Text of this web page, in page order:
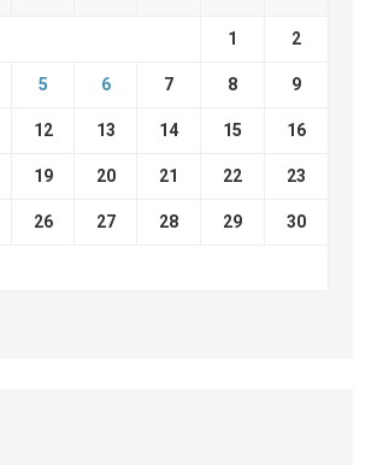
1 2
5 6 7 8 9
12 13 14 15 16
19 20 21 22 23
26 27 28 29 30